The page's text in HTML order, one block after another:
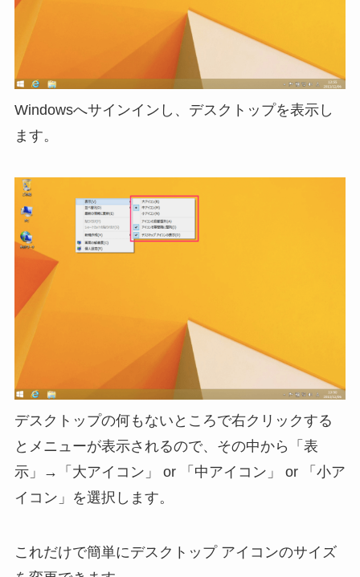
Windowsへサインインし、デスクトップを表示し
ます。
デスクトップの何もないところで右クリックする
とメニューが表示されるので、その中から「表
示」→「大アイコン」 or 「中アイコン」 or 「小ア
イコン」を選択します。
これだけで簡単にデスクトップ アイコンのサイズ